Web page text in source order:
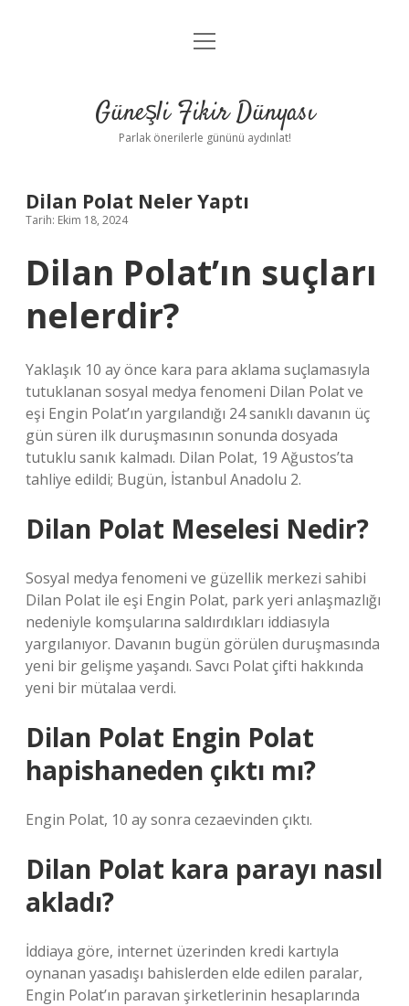
Anasayfa
Yasal Uyarı
menüyü
Güneşli Fikir Dünyası
Parlak önerilerle gününü aydınlat!
Dilan Polat Neler Yaptı
Tarih: Ekim 18, 2024
Dilan Polat’ın suçları
nelerdir?
Yaklaşık 10 ay önce kara para aklama suçlamasıyla
tutuklanan sosyal medya fenomeni Dilan Polat ve
eşi Engin Polat’ın yargılandığı 24 sanıklı davanın üç
gün süren ilk duruşmasının sonunda dosyada
tutuklu sanık kalmadı. Dilan Polat, 19 Ağustos’ta
tahliye edildi; Bugün, İstanbul Anadolu 2.
Dilan Polat Meselesi Nedir?
Sosyal medya fenomeni ve güzellik merkezi sahibi
Dilan Polat ile eşi Engin Polat, park yeri anlaşmazlığı
nedeniyle komşularına saldırdıkları iddiasıyla
yargılanıyor. Davanın bugün görülen duruşmasında
yeni bir gelişme yaşandı. Savcı Polat çifti hakkında
yeni bir mütalaa verdi.
Dilan Polat Engin Polat
hapishaneden çıktı mı?
Engin Polat, 10 ay sonra cezaevinden çıktı.
Dilan Polat kara parayı nasıl
akladı?
İddiaya göre, internet üzerinden kredi kartıyla
oynanan yasadışı bahislerden elde edilen paralar,
Engin Polat’ın paravan şirketlerinin hesaplarında